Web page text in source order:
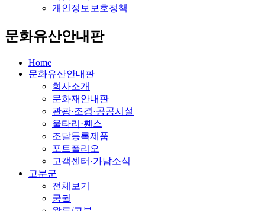
개인정보보호정책
문화유산안내판
Home
문화유산안내판
회사소개
문화재안내판
관광·조경·공공시설
울타리·휀스
조달등록제품
포트폴리오
고객센터·가남소식
고분군
전체보기
궁궐